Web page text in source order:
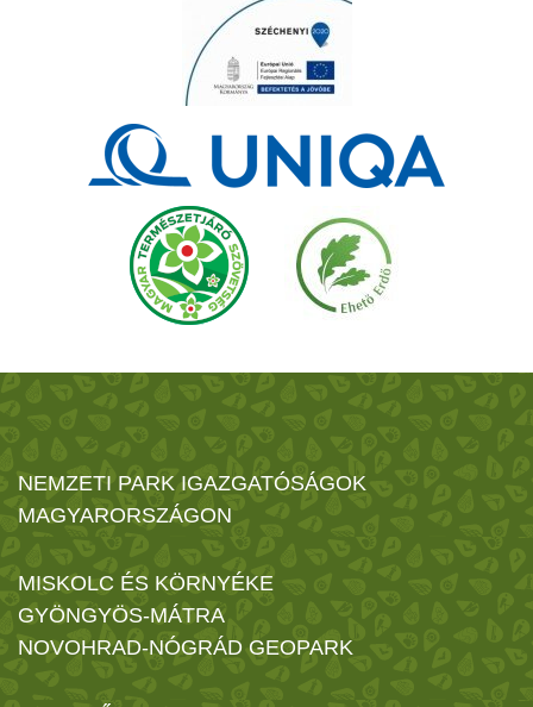
NEMZETI PARK IGAZGATÓSÁGOK
MAGYARORSZÁGON
MISKOLC ÉS KÖRNYÉKE
GYÖNGYÖS-MÁTRA
NOVOHRAD-NÓGRÁD GEOPARK